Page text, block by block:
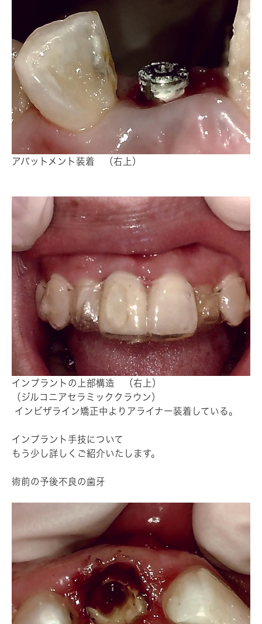
アバットメント装着 （右上）
インプラントの上部構造 （右上）
（ジルコニアセラミッククラウン）
インビザライン矯正中よりアライナー装着している。
インプラント手技について
もう少し詳しくご紹介いたします。
術前の予後不良の歯牙